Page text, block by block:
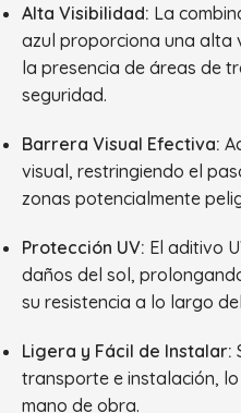
Alta Visibilidad: La
azul proporciona una alta
la presencia de áreas de
seguridad.
Barrera Visual Efectiva:
visual, restringiendo el
zonas potencialmente
Protección UV: El aditivo
daños del sol,
su resistencia a lo largo
Ligera y Fácil de Instalar:
transporte e instalación,
mano de obra.